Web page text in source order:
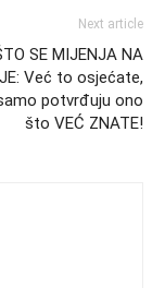
Next article
SE MIJENJA NA
Već to osjećate,
potvrđuju ono
što VEĆ ZNATE!